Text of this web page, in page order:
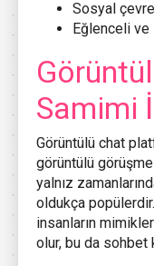
Sosyal
Eğlenceli
Samimi
Görüntülü chat
görüntülü
yalnız
oldukça
insanların
olur, bu da sohbet